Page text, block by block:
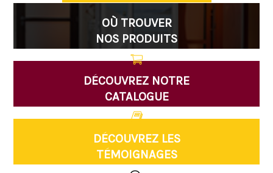
OÙ TROUVER
NOS PRODUITS
DÉCOUVREZ NOTRE
CATALOGUE
DÉCOUVREZ LES
TÉMOIGNAGES